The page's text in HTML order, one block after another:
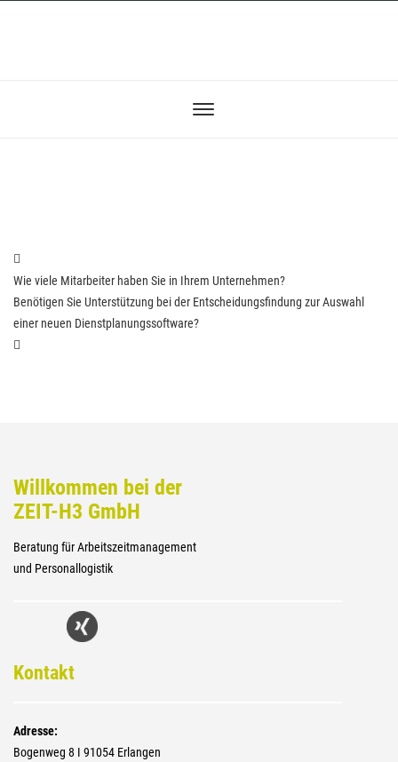
Previous
Post
Wie viele Mitarbeiter haben Sie in Ihrem Unternehmen?
Next
Post
Benötigen Sie Unterstützung bei der Entscheidungsfindung zur Auswahl
einer neuen Dienstplanungssoftware?
Willkommen bei der
ZEIT-H3 GmbH
Beratung für Arbeitszeitmanagement
und Personallogistik
Kontakt
Adresse:
Bogenweg 8 I 91054 Erlangen